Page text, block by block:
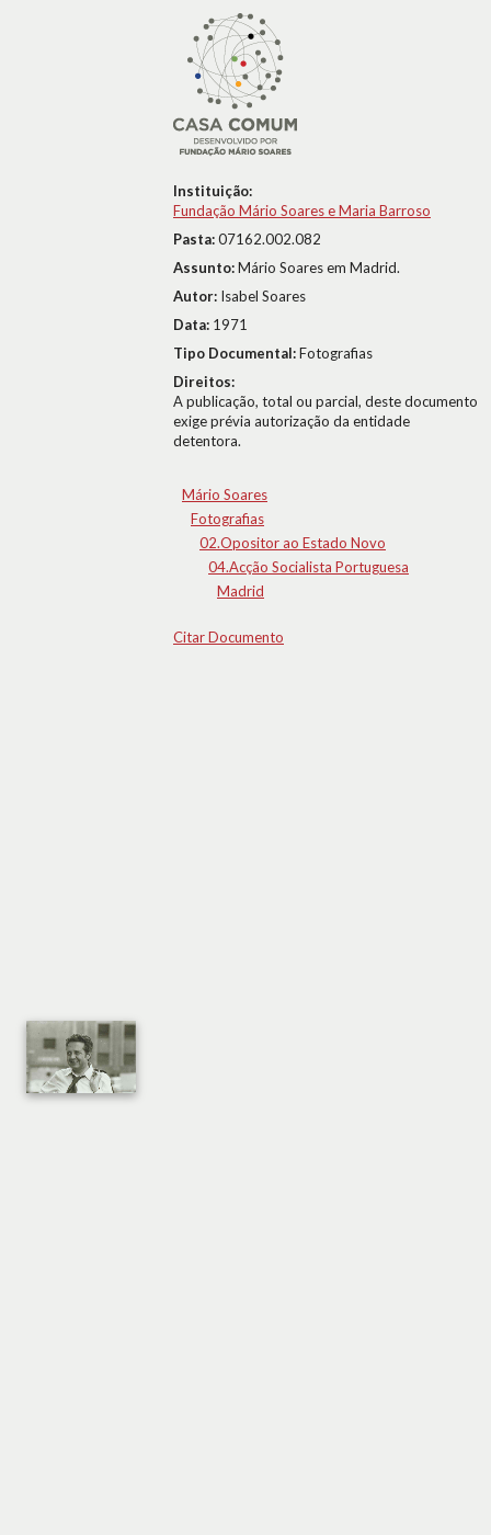
Instituição:
Fundação Mário Soares e Maria Barroso
Pasta:07162.002.082
Assunto:Mário Soares em Madrid.
Autor: Isabel Soares
Data: 1971
Tipo Documental:Fotografias
Direitos:
A publicação, total ou parcial, deste documento
exige prévia autorização da entidade
detentora.
Mário Soares
Fotografias
02.Opositor ao Estado Novo
04.Acção Socialista Portuguesa
Madrid
Citar Documento